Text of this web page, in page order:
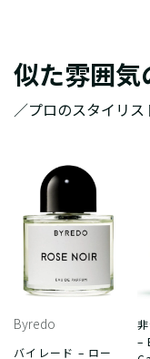
似た雰囲気
／プロのスタイリ
Byredo
バイレード – ロー
–